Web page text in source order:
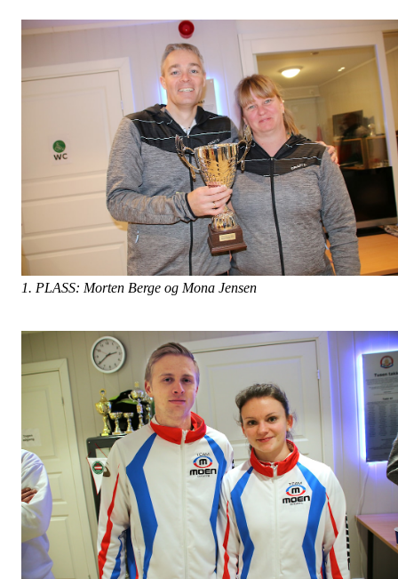
1. PLASS: Morten Berge og Mona Jensen